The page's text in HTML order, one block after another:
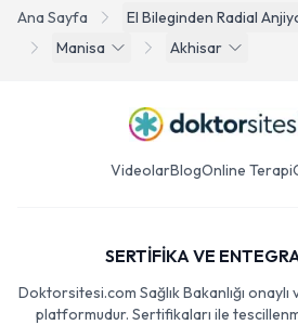
Ana Sayfa
El Bileginden Radial
Manisa
Akhisar
VideolarBlogOnline Terapi
SERTİFİKA VE
Doktorsitesi.com Sağlık Bakanlığı
platformudur. Sertifikaları ile